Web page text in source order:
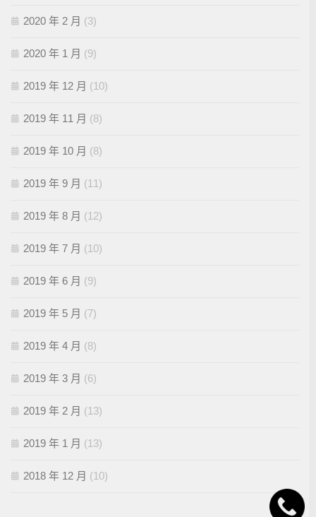
2020 年 2 月 (3)
2020 年 1 月 (9)
2019 年 12 月 (10)
2019 年 11 月 (8)
2019 年 10 月 (8)
2019 年 9 月 (11)
2019 年 8 月 (12)
2019 年 7 月 (10)
2019 年 6 月 (9)
2019 年 5 月 (7)
2019 年 4 月 (8)
2019 年 3 月 (6)
2019 年 2 月 (13)
2019 年 1 月 (13)
2018 年 12 月 (10)